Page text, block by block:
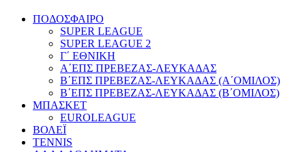
ΠΟΔΟΣΦΑΙΡΟ
SUPER LEAGUE
SUPER LEAGUE 2
Γ΄ ΕΘΝΙΚΗ
Α΄ΕΠΣ ΠΡΕΒΕΖΑΣ-ΛΕΥΚΑΔΑΣ
Β΄ΕΠΣ ΠΡΕΒΕΖΑΣ-ΛΕΥΚΑΔΑΣ (Α΄ΟΜΙΛΟΣ)
Β΄ΕΠΣ ΠΡΕΒΕΖΑΣ-ΛΕΥΚΑΔΑΣ (Β΄ΟΜΙΛΟΣ)
ΜΠΑΣΚΕΤ
EUROLEAGUE
ΒΟΛΕΪ
TENNIS